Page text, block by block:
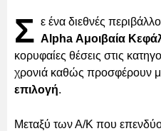
Σ ε ένα διεθνές
Alpha Αμοιβαία
κορυφαίες θέσεις στις
χρονιά καθώς προσφέρουν
επιλογή.
Μεταξύ των Α/Κ που